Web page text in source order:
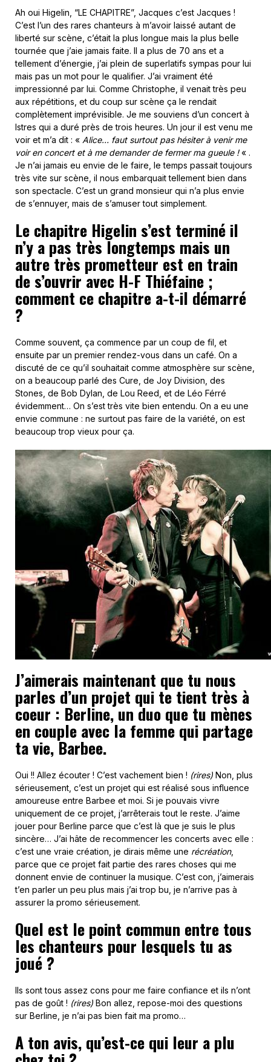
Ah oui Higelin, “LE CHAPITRE”, Jacques c’est Jacques !
C’est l’un des rares chanteurs à m’avoir laissé autant de
liberté sur scène, c’était la plus longue mais la plus belle
tournée que j’aie jamais faite. Il a plus de 70 ans et a
tellement d’énergie, j’ai plein de superlatifs sympas pour lui
mais pas un mot pour le qualifier. J’ai vraiment été
impressionné par lui. Comme Christophe, il venait très peu
aux répétitions, et du coup sur scène ça le rendait
complètement imprévisible. Je me souviens d’un concert à
Istres qui a duré près de trois heures. Un jour il est venu me
voir et m’a dit : « Alice… faut surtout pas hésiter à venir me
voir en concert et à me demander de fermer ma gueule !« .
Je n’ai jamais eu envie de le faire, le temps passait toujours
très vite sur scène, il nous embarquait tellement bien dans
son spectacle. C’est un grand monsieur qui n’a plus envie
de s’ennuyer, mais de s’amuser tout simplement.
Le chapitre Higelin s’est terminé il
n’y a pas très longtemps mais un
autre très prometteur est en train
de s’ouvrir avec H-F Thiéfaine ;
comment ce chapitre a-t-il démarré
?
Comme souvent, ça commence par un coup de fil, et
ensuite par un premier rendez-vous dans un café. On a
discuté de ce qu’il souhaitait comme atmosphère sur scène,
on a beaucoup parlé des Cure, de Joy Division, des
Stones, de Bob Dylan, de Lou Reed, et de Léo Férré
évidemment… On s’est très vite bien entendu. On a eu une
envie commune : ne surtout pas faire de la variété, on est
beaucoup trop vieux pour ça.
J’aimerais maintenant que tu nous
parles d’un projet qui te tient très à
coeur : Berline, un duo que tu mènes
en couple avec la femme qui partage
ta vie, Barbee.
Oui !! Allez écouter ! C’est vachement bien ! (rires) Non, plus
sérieusement, c’est un projet qui est réalisé sous influence
amoureuse entre Barbee et moi. Si je pouvais vivre
uniquement de ce projet, j’arrêterais tout le reste. J’aime
jouer pour Berline parce que c’est là que je suis le plus
sincère… J’ai hâte de recommencer les concerts avec elle :
c’est une vraie création, je dirais même une récréation,
parce que ce projet fait partie des rares choses qui me
donnent envie de continuer la musique. C’est con, j’aimerais
t’en parler un peu plus mais j’ai trop bu, je n’arrive pas à
assurer la promo sérieusement.
Quel est le point commun entre tous
les chanteurs pour lesquels tu as
joué ?
Ils sont tous assez cons pour me faire confiance et ils n’ont
pas de goût ! (rires) Bon allez, repose-moi des questions
sur Berline, je n’ai pas bien fait ma promo…
A ton avis, qu’est-ce qui leur a plu